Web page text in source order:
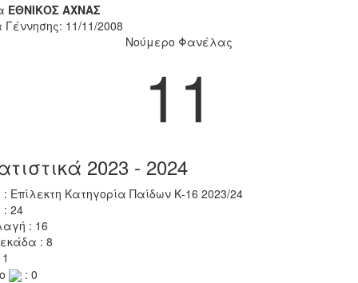
ΕΘΝΙΚΟΣ ΑΧΝΑΣ
Γέννησης: 11/11/2008
Νούμερο Φανέλας
11
2023 - 2024
: Επίλεκτη Κατηγορία Παίδων Κ-16 2023/24
: 24
: 16
: 8
: 0